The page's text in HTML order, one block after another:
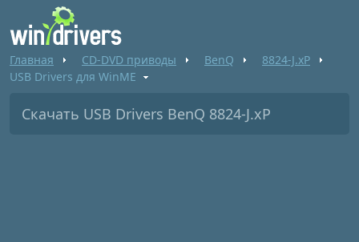
Главная CD-DVD приводы BenQ
8824-J.xP
USB Drivers для WinME
Скачать USB Drivers BenQ 8824-J.xP